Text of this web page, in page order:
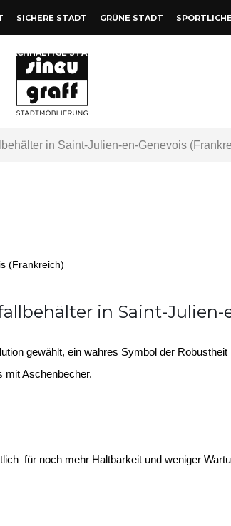
SICHERE STADT GRÜNE STADT
NACHHALTIGE STADT
in Saint-Julien-en-Genevois
in Saint-Julien-
gewählt, ein wahres Symbol der
mit Aschenbecher.
für noch mehr Haltbarkeit und weniger